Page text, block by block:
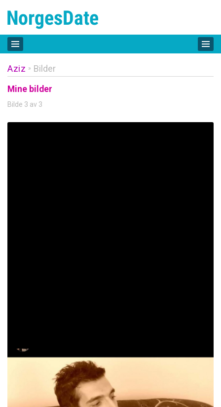
Aziz » Bilder
Mine bilder
Bilde 3 av 3